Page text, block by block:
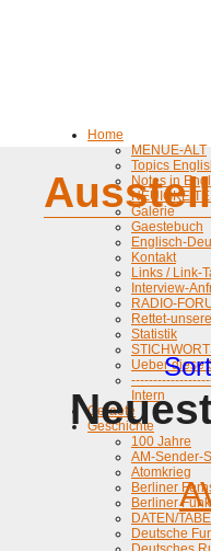
Home
MENUE-ALT
Topics
Notes in
Galerie
Gaestebuch
Englisch-
Kontakt
Links / Link-
Interview-
RADIO-
Rettet-
Statistik
Ueber diese
Intern
Geraete
Geschichte
100 Jahre
AM-Sender-
Atomkrieg
Berliner
Berliner
DATEN/
Deutsche